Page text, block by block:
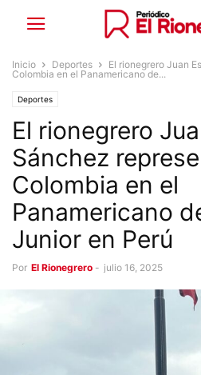
Inicio Deportes
El rionegrero Juan
Colombia en el Panamericano de...
Deportes
El rionegrero
Sánchez
Colombia en el
Panamericano
Junior en Perú
Por El Rionegrero - julio 16, 2025